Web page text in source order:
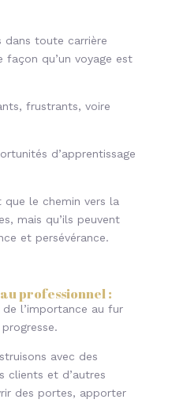
dans toute carrière
façon qu’un voyage est
frustrants, voire
d’apprentissage
que le chemin vers la
mais qu’ils peuvent
et persévérance.
professionnel:
de l’importance au fur
avec des
clients et d’autres
des portes, apporter